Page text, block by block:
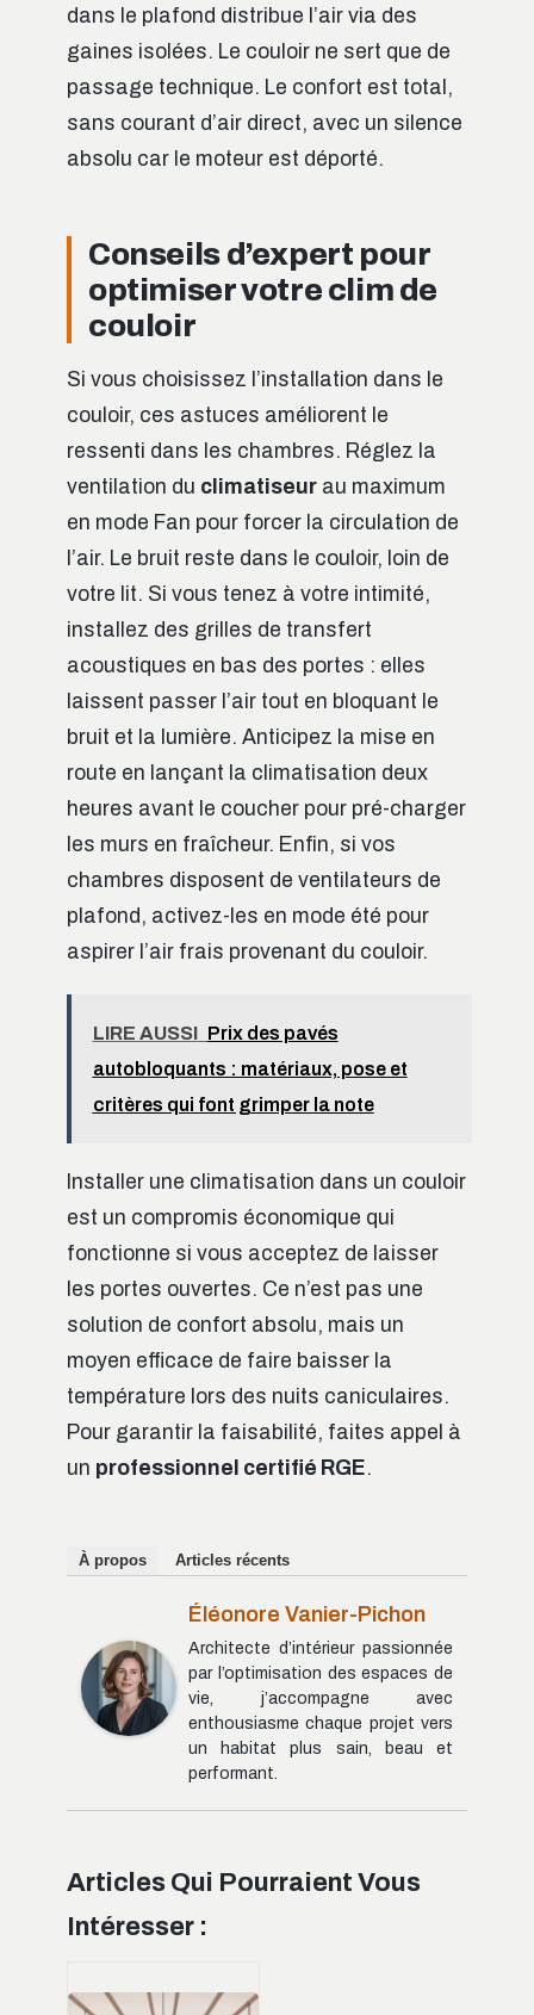
dans le plafond distribue l’air via des
gaines isolées. Le couloir ne sert que de
passage technique. Le confort est total,
sans courant d’air direct, avec un silence
absolu car le moteur est déporté.
Conseils d’expert pour
optimiser votre clim de
couloir
Si vous choisissez l’installation dans le
couloir, ces astuces améliorent le
ressenti dans les chambres. Réglez la
ventilation du climatiseur au maximum
en mode Fan pour forcer la circulation de
l’air. Le bruit reste dans le couloir, loin de
votre lit. Si vous tenez à votre intimité,
installez des grilles de transfert
acoustiques en bas des portes : elles
laissent passer l’air tout en bloquant le
bruit et la lumière. Anticipez la mise en
route en lançant la climatisation deux
heures avant le coucher pour pré-charger
les murs en fraîcheur. Enfin, si vos
chambres disposent de ventilateurs de
plafond, activez-les en mode été pour
aspirer l’air frais provenant du couloir.
LIRE AUSSI Prix des pavés
autobloquants : matériaux, pose et
critères qui font grimper la note
Installer une climatisation dans un couloir
est un compromis économique qui
fonctionne si vous acceptez de laisser
les portes ouvertes. Ce n’est pas une
solution de confort absolu, mais un
moyen efficace de faire baisser la
température lors des nuits caniculaires.
Pour garantir la faisabilité, faites appel à
un professionnel certifié RGE.
À propos Articles récents
Éléonore Vanier-Pichon
Architecte d’intérieur passionnée
par l’optimisation des espaces de
vie, j’accompagne avec
enthousiasme chaque projet vers
un habitat plus sain, beau et
performant.
Articles Qui Pourraient Vous
Intéresser :